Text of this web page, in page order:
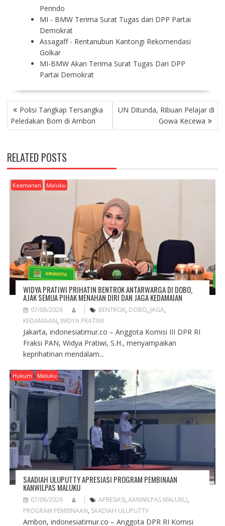
Perindo
MI - BMW Terima Surat Tugas dari DPP Partai
Demokrat
Assagaff - Rentanubun Kantongi Rekomendasi
Golkar
MI-BMW Akan Terima Surat Tugas Dari DPP
Partai Demokrat
P
O
S
N
A
V
G
Polisi Tangkap Tersangka
Peledakan Bom di Ambon
UN Ditunda, Ribuan Pelajar di
Gowa Kecewa
RELATED POSTS
Keamanan Maluku
WIDYA PRATIWI PRIHATIN BENTROK ANTARWARGA DI DOBO,
AJAK SEMUA PIHAK MENAHAN DIRI DAN JAGA KEDAMAIAN
07/08/2026 BENTROK, DOBO, JAGA,
KEDAMAIAN, WIDYA PRATIWI
Jakarta, indonesiatimur.co – Anggota Komisi III DPR RI
Fraksi PAN, Widya Pratiwi, S.H., menyampaikan
keprihatinan mendalam...
Hukum Maluku
SAADIAH ULUPUTTY APRESIASI PROGRAM PEMBINAAN
KANWILPAS MALUKU
07/08/2026 APRESIASI, KANWILPAS MALUKU,
PROGRAM PEMBINAAN, SAADIAH ULUPUTTY
Ambon, indonesiatimur.co – Anggota DPR RI Komisi